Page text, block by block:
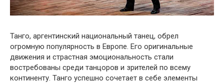
Танго, аргентинский национальный танец, обрел
огромную популярность в Европе. Его оригинальные
движения и страстная эмоциональность стали
востребованы среди танцоров и зрителей по всему
континенту. Танго успешно сочетает в себе элементы